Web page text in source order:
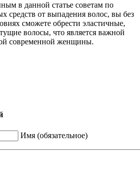
в данной статье советам по
средств от выпадения волос, вы без
сможете обрести эластичные,
волосы, что является важной
современной женщины.
Имя (обязательное)